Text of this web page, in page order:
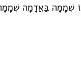
שְׁמָמָה בַּאֲדָמָה